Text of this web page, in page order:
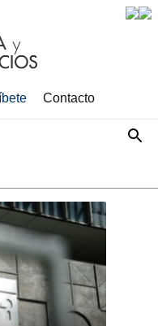
Contacto